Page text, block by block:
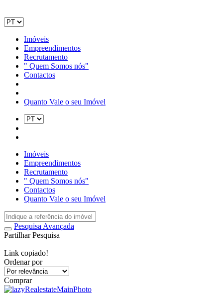
Imóveis
Empreendimentos
Recrutamento
" Quem Somos nós"
Contactos
Quanto Vale o seu Imóvel
Imóveis
Empreendimentos
Recrutamento
" Quem Somos nós"
Contactos
Quanto Vale o seu Imóvel
Pesquisa Avançada
Partilhar Pesquisa
Link copiado!
Ordenar por
realestateOrder
Comprar